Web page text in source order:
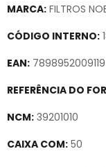
MARCA: FILTROS
CÓDIGO INTERNO:
EAN: 7898952009119
REFERÊNCIA DO
NCM: 39201010
CAIXA COM: 50